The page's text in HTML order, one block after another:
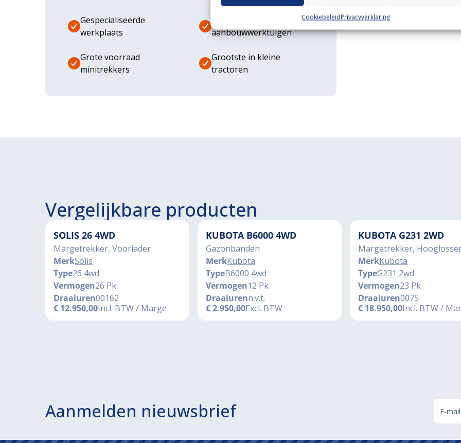
CookiebeleidPrivacyverklaring
Gespecialiseerde
werkplaats
aanbouwwerktuigen
Grote voorraad
minitrekkers
Grootste in kleine
tractoren
Vergelijkbare producten
SOLIS 26 4WD
Margetrekker, Voorlader
MerkSolis
Type26 4wd
Vermogen26 Pk
Draaiuren00162
€ 12.950,00Incl. BTW / Marge
KUBOTA B6000 4WD
Gazonbanden
MerkKubota
TypeB6000 4wd
Vermogen12 Pk
Draaiurenn.v.t.
€2.950,00Excl. BTW
KUBOTA G231 2WD
Margetrekker,
MerkKubota
TypeG231 2wd
Vermogen23 Pk
Draaiuren0075
€ 18.950,00Incl. BTW /
Aanmelden nieuwsbrief